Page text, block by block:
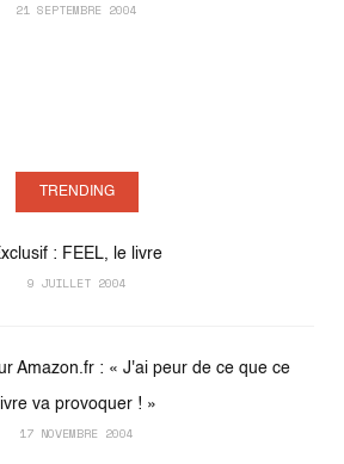
21 SEPTEMBRE 2004
TRENDING
: FEEL, le livre
9 JUILLET 2004
Amazon.fr : « J'ai peur de ce que ce
livre va provoquer ! »
17 NOVEMBRE 2004